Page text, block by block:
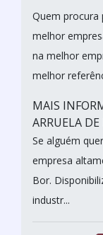
Quem procura
melhor
na melhor
melhor
MAIS
ARRUELA
Se alguém
empresa
Bor.
industr...